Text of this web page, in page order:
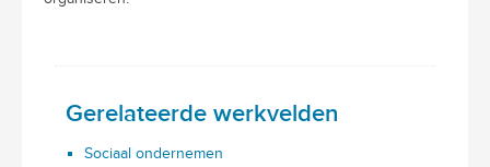
Gerelateerde werkvelden
Sociaal ondernemen